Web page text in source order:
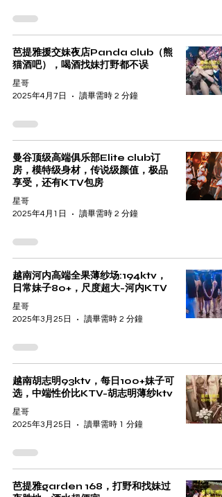
芭提雅援交妹夜店Panda club（熊
猫酒吧），喝酒找妹打野都不误
星哥
2025年4月7日
讀畢需時 2 分鐘
曼谷顶级高端俱乐部Elite club订
房，模特级身材，传说级颜值，极品
享受，还有KTV包房
星哥
2025年4月1日
讀畢需時 2 分鐘
越南河内高端全果薄纱场:194ktv，
日常妹子80+，尺度超大-河内KTV
星哥
2025年3月25日
讀畢需時 2 分鐘
越南胡志明93ktv，每日100+妹子可
选，中端性价比KTV-胡志明薄纱ktv
星哥
2025年3月25日
讀畢需時 1 分鐘
芭提雅garden 168，打野和找妹过